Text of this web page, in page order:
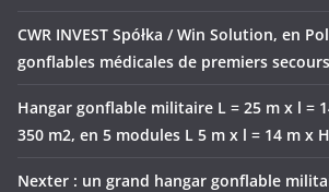
CWR INVEST Spółka / Win Solution, en
gonflables médicales de premiers
Hangar gonflable militaire L = 25 m x l =
350 m2, en 5 modules L 5 m x l = 14 m x
Nexter : un grand hangar gonflable